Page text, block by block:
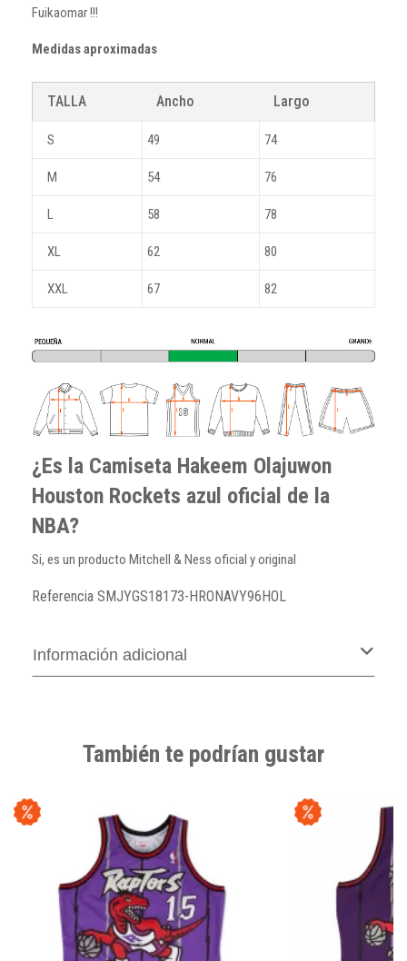
Fuikaomar !!!
Medidas aproximadas
TALLA Ancho Largo
S 49 74
M 54 76
L 58 78
XL 62 80
XXL 67 82
¿Es la Camiseta Hakeem Olajuwon
Houston Rockets azul oficial de la
NBA?
Si, es un producto Mitchell & Ness oficial y original
Referencia SMJYGS18173-HRONAVY96HOL
Información adicional
También te podrían gustar